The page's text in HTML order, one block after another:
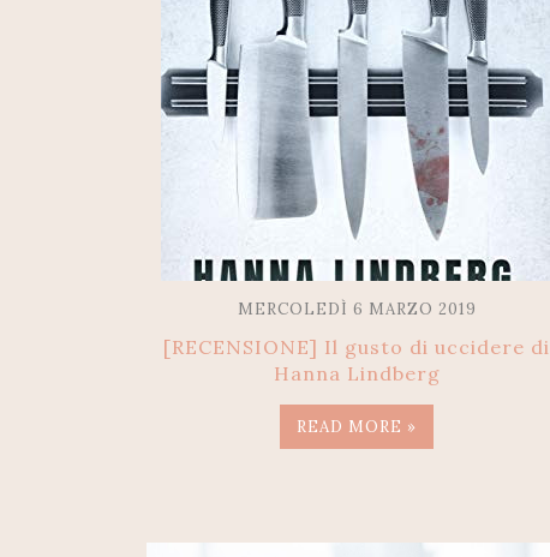
MERCOLEDÌ 6 MARZO 2019
[RECENSIONE] Il gusto di uccidere di
Hanna Lindberg
READ MORE »